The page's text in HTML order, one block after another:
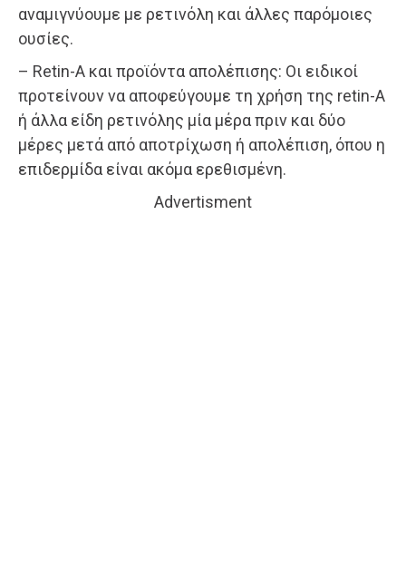
αναμιγνύουμε με ρετινόλη και άλλες παρόμοιες
ουσίες.
– Retin-A και προϊόντα απολέπισης: Οι ειδικοί
προτείνουν να αποφεύγουμε τη χρήση της retin-A
ή άλλα είδη ρετινόλης μία μέρα πριν και δύο
μέρες μετά από αποτρίχωση ή απολέπιση, όπου η
επιδερμίδα είναι ακόμα ερεθισμένη.
Advertisment